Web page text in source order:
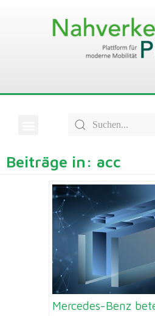
Beiträge in: acc
Mercedes-Benz